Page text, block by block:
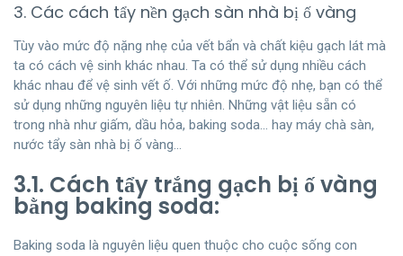
3. Các cách tẩy nền gạch sàn nhà bị ố vàng
Tùy vào mức độ nặng nhẹ của vết bẩn và chất kiệu gạch lát mà
ta có cách vệ sinh khác nhau. Ta có thể sử dụng nhiều cách
khác nhau để vệ sinh vết ố. Với những mức độ nhẹ, bạn có thể
sử dụng những nguyên liệu tự nhiên. Những vật liệu sẵn có
trong nhà như giấm, dầu hỏa, baking soda… hay máy chà sàn,
nước tẩy sàn nhà bị ố vàng…
3.1. Cách tẩy trắng gạch bị ố vàng
bằng baking soda:
Baking soda là nguyên liệu quen thuộc cho cuộc sống con